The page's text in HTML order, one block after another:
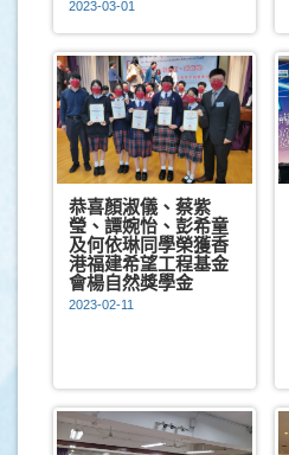
2023-03-01
恭喜顏淑儀、蔡紫
瑩、譚婉怡、彭希童
及何依琳同學榮獲香
港福建希望工程基金
會楊自然獎學金
2023-02-11